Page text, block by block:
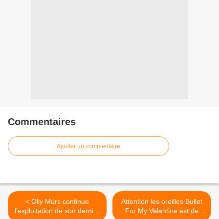
Commentaires
Ajouter un commentaire
< Olly Murs continue
l’exploitation de son dernier
Attention les oreilles Bullet
For My Valentine est de